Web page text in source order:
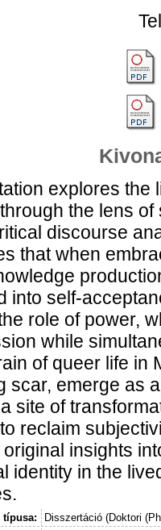
explores the
the lens
discourse
that when
into self-
role of power,
while
of queer life in
scar, emerge as
site of
reclaim
insights
identity in the
típusa:
Disszertáció (Doktori